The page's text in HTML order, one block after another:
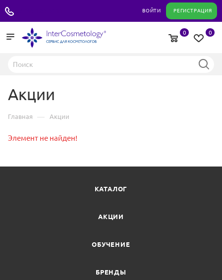
ВОЙТИ РЕГИСТРАЦИЯ
0
0
Акции
Главная — Акции
Элемент не найден!
КАТАЛОГ
АКЦИИ
ОБУЧЕНИЕ
БРЕНДЫ